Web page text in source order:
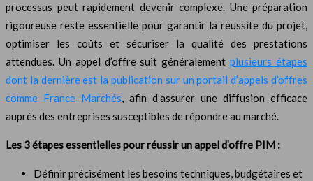
processus peut rapidement devenir complexe. Une préparation
rigoureuse reste essentielle pour garantir la réussite du projet,
optimiser les coûts et sécuriser la qualité des prestations
attendues. Un appel d’offre suit généralementplusieurs étapes
dont la dernière est la publication sur un portail d’appels d’offres
comme France Marchés, afin d’assurer une diffusion efficace
auprès des entreprises susceptibles de répondre au marché.
Les 3 étapes essentielles pour réussir un appel d’offre PIM :
Définir précisément les besoins techniques, budgétaires et